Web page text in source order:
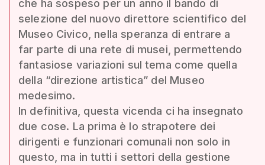
che ha sospeso per un anno il bando di
selezione del nuovo direttore scientifico del
Museo Civico, nella speranza di entrare a
far parte di una rete di musei, permettendo
fantasiose variazioni sul tema come quella
della “direzione artistica” del Museo
medesimo.
In definitiva, questa vicenda ci ha insegnato
due cose. La prima è lo strapotere dei
dirigenti e funzionari comunali non solo in
questo, ma in tutti i settori della gestione